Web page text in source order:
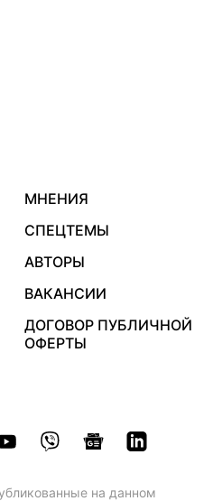
МНЕНИЯ
СПЕЦТЕМЫ
АВТОРЫ
ВАКАНСИИ
ДОГОВОР ПУБЛИЧНОЙ
ОФЕРТЫ
на данном